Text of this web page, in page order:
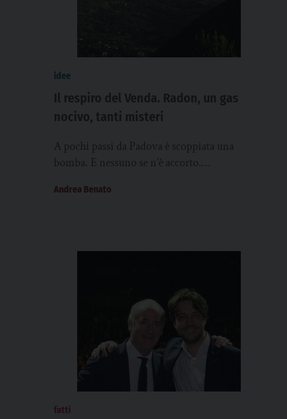
idee
Il respiro del Venda. Radon, un gas
nocivo, tanti misteri
A pochi passi da Padova è scoppiata una
bomba. E nessuno se n’è accorto.
che ha contaminato...
Andrea Benato
fatti